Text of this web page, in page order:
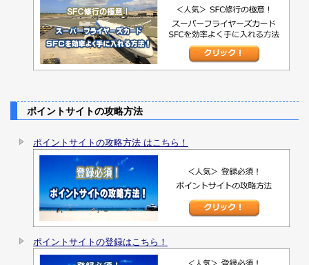
ポイントサイトの攻略方法
ポイントサイトの攻略方法 はこちら！
ポイントサイトの登録はこちら！